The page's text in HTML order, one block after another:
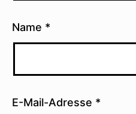
Name *
E-Mail-Adresse *